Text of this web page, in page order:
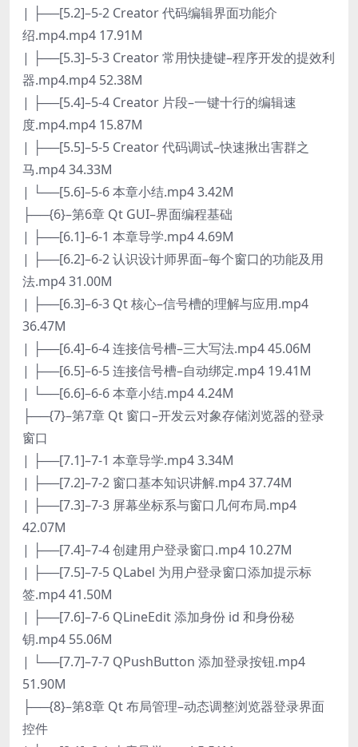
| ├──[5.2]–5-2 Creator 代码编辑界面功能介
绍.mp4.mp4 17.91M
| ├──[5.3]–5-3 Creator 常用快捷键–程序开发的提效利
器.mp4.mp4 52.38M
| ├──[5.4]–5-4 Creator 片段–一键十行的编辑速
度.mp4.mp4 15.87M
| ├──[5.5]–5-5 Creator 代码调试–快速揪出害群之
马.mp4 34.33M
| └──[5.6]–5-6 本章小结.mp4 3.42M
├──{6}–第6章 Qt GUI–界面编程基础
| ├──[6.1]–6-1 本章导学.mp4 4.69M
| ├──[6.2]–6-2 认识设计师界面–每个窗口的功能及用
法.mp4 31.00M
| ├──[6.3]–6-3 Qt 核心–信号槽的理解与应用.mp4
36.47M
| ├──[6.4]–6-4 连接信号槽–三大写法.mp4 45.06M
| ├──[6.5]–6-5 连接信号槽–自动绑定.mp4 19.41M
| └──[6.6]–6-6 本章小结.mp4 4.24M
├──{7}–第7章 Qt 窗口–开发云对象存储浏览器的登录
窗口
| ├──[7.1]–7-1 本章导学.mp4 3.34M
| ├──[7.2]–7-2 窗口基本知识讲解.mp4 37.74M
| ├──[7.3]–7-3 屏幕坐标系与窗口几何布局.mp4
42.07M
| ├──[7.4]–7-4 创建用户登录窗口.mp4 10.27M
| ├──[7.5]–7-5 QLabel 为用户登录窗口添加提示标
签.mp4 41.50M
| ├──[7.6]–7-6 QLineEdit 添加身份 id 和身份秘
钥.mp4 55.06M
| └──[7.7]–7-7 QPushButton 添加登录按钮.mp4
51.90M
├──{8}–第8章 Qt 布局管理–动态调整浏览器登录界面
控件